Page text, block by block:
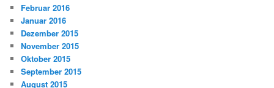
Februar 2016
Januar 2016
Dezember 2015
November 2015
Oktober 2015
September 2015
August 2015